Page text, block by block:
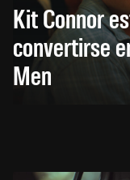
Kit Connor
convertirse
Men